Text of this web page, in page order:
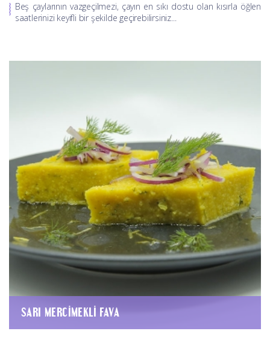
Beş çaylarının vazgeçilmezi, çayın en sıkı dostu olan kısırla öğlen
saatlerinizi keyifli bir şekilde geçirebilirsiniz...
SARI MERCIMEKLI FAVA